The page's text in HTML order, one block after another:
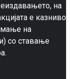
на
е казниво
на
со ставање